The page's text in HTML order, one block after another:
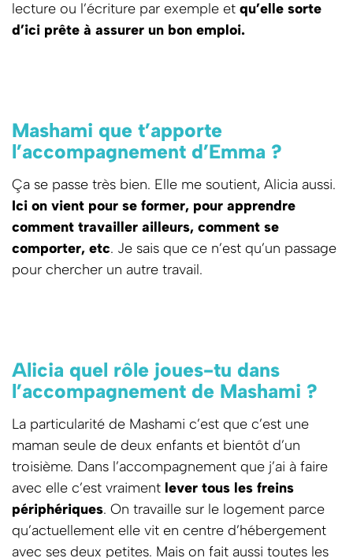
lecture ou l’écriture par exemple et qu’elle sorte
d’ici prête à assurer un bon emploi.
Mashami que t’apporte
l’accompagnement d’Emma ?
Ça se passe très bien. Elle me soutient, Alicia aussi.
Ici on vient pour se former, pour apprendre
comment travailler ailleurs, comment se
comporter, etc. Je sais que ce n’est qu’un passage
pour chercher un autre travail.
Alicia quel rôle joues-tu dans
l’accompagnement de Mashami ?
La particularité de Mashami c’est que c’est une
maman seule de deux enfants et bientôt d’un
troisième. Dans l’accompagnement que j’ai à faire
avec elle c’est vraiment lever tous les freins
périphériques. On travaille sur le logement parce
qu’actuellement elle vit en centre d’hébergement
avec ses deux petites. Mais on fait aussi toutes les